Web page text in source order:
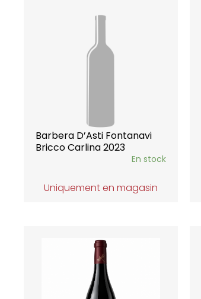
Barbera D’Asti Fontanavi
Bricco Carlina 2023
En stock
Uniquement en magasin